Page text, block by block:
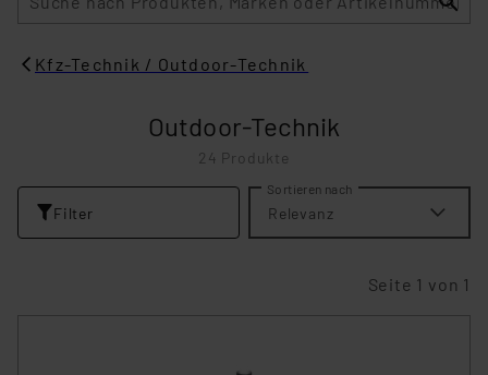
Kfz-Technik / Outdoor-Technik
Outdoor-Technik
24 Produkte
Filter
Sortieren nach
Relevanz
Seite 1 von 1